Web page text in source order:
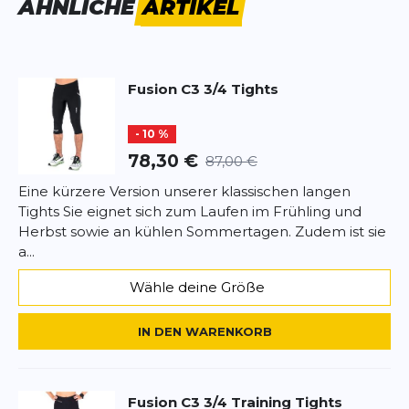
Fusion-Taschen am Oberschenkel, die den Inhalt
sichere 3M-Reflexbänder am Unterschenkel
sorgen für 360-Grad-Sichtbarkeit in den dunklen
Stunden.
Rezension
Rezension
*Pflichtfelder
Dieses Formular ist durch reCAPTCHA geschützt – es gelten die
ÄHNLICHEARTIKEL
Fusion C3 3/4 Tights
- 10 %
78,30 € 87,00 €
Eine kürzere Version unserer klassischen langen
Tights Sie eignet sich zum Laufen im Frühling und
Herbst sowie an kühlen Sommertagen. Zudem ist sie
a...
Wähle deine Größe
IN DEN WARENKORB
Fusion C3 3/4 Training Tights